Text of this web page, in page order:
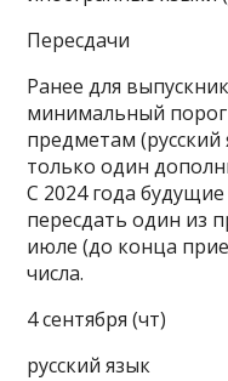
Пересдачи
Ранее для
минимальный
предметам
только один
С 2024 года
пересдать один из
июле (до конца
числа.
4 сентября (чт)
русский язык